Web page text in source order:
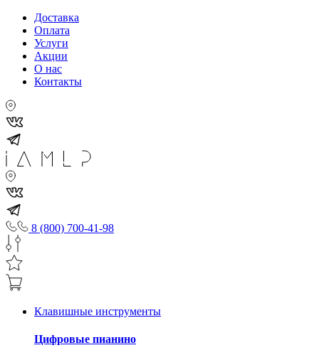
Доставка
Оплата
Услуги
Акции
О нас
Контакты
8 (800) 700-41-98
Клавишные инструменты
Цифровые пианино